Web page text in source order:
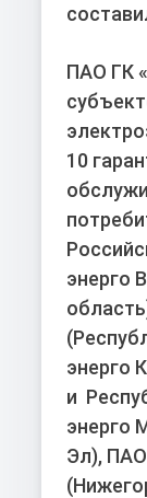
ПАО ГК
10
энерго
энерго
и
энерго
Эл),